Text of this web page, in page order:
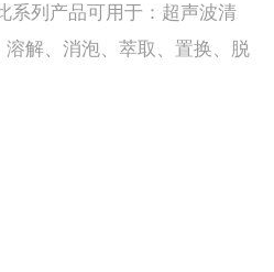
系列产品可用于：超声波清
解、消泡、萃取、置换、脱